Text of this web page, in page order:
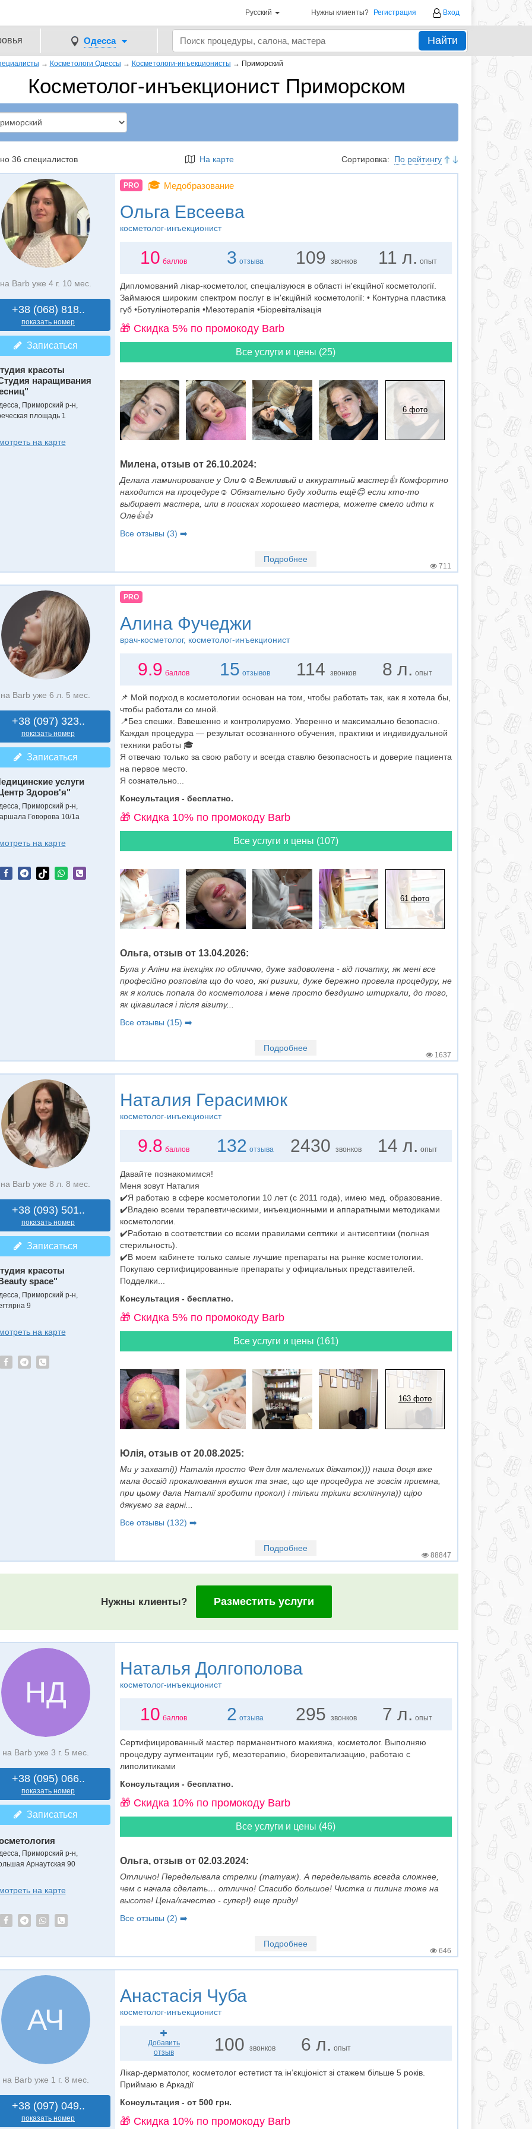
Русский Нужны клиенты? Регистрация Вход
Одесса Найти
→ Косметологи Одессы → Косметологи-инъекционисты → Приморский
Косметолог-инъекционист Приморском
36 специалистов На карте Сортировка: По рейтингу
на Barb уже 4 г. 10 мес.
+38 (068) 818..
показать номер
Записаться
красоты
наращивания
Приморский р-н,
площадь 1
на карте
PRO 🎓 Медобразование
Ольга Евсеева
косметолог-инъекционист
10 баллов 3 отзыва 109 звонков 11 л. опыт
Дипломований лікар-косметолог, спеціалізуюся в області ін'єкційної косметології.
Займаюся широким спектром послуг в ін'єкційній косметології: • Контурна пластика
губ •Ботулінотерапія •Мезотерапія •Біоревіталізація
🎁 Cкидка 5% по промокоду Barb
Все услуги и цены (25)
6 фото
Милена, отзыв от 26.10.2024:
Делала ламинирование у Оли☺️☺️Вежливый и аккуратный мастер👍 Комфортно
находится на процедуре☺️ Обязательно буду ходить ещё😊 если кто-то
выбирает мастера, или в поисках хорошего мастера, можете смело идти к
Оле👍👍
Все отзывы (3) ➡️
Подробнее
711
на Barb уже 6 л. 5 мес.
+38 (097) 323..
показать номер
Записаться
услуги
Здоров'я"
Приморский р-н,
Говорова 10/1а
на карте
PRO
Алина Фучеджи
врач-косметолог, косметолог-инъекционист
9.9 баллов 15 отзывов 114 звонков 8 л. опыт
📌 Мой подход в косметологии основан на том, чтобы работать так, как я хотела бы,
чтобы работали со мной.
📍Без спешки. Взвешенно и контролируемо. Уверенно и максимально безопасно.
Каждая процедура — результат осознанного обучения, практики и индивидуальной
техники работы 🎓
Я отвечаю только за свою работу и всегда ставлю безопасность и доверие пациента
на первое место.
Я сознательно...
Консультация - бесплатно.
🎁 Cкидка 10% по промокоду Barb
Все услуги и цены (107)
61 фото
Ольга, отзыв от 13.04.2026:
Була у Аліни на інєкціях по обличчю, дуже задоволена - від початку, як мені все
професійно розповіла що до чого, які ризики, дуже бережно провела процедуру, не
як я колись попала до косметолога і мене просто бездушно штиркали, до того,
як цікавилася і після візиту...
Все отзывы (15) ➡️
Подробнее
1637
на Barb уже 8 л. 8 мес.
+38 (093) 501..
показать номер
Записаться
красоты
space"
Приморский р-н,
9
на карте
Наталия Герасимюк
косметолог-инъекционист
9.8 баллов 132 отзыва 2430звонков 14 л. опыт
Давайте познакомимся!
Меня зовут Наталия
✔️Я работаю в сфере косметологии 10 лет (с 2011 года), имею мед. образование.
✔️Владею всеми терапевтическими, инъекционными и аппаратными методиками
косметологии.
✔️Работаю в соответствии со всеми правилами септики и антисептики (полная
стерильность).
✔️В моем кабинете только самые лучшие препараты на рынке косметологии.
Покупаю сертифицированные препараты у официальных представителей.
Подделки...
Консультация - бесплатно.
🎁 Cкидка 5% по промокоду Barb
Все услуги и цены (161)
163 фото
Юлія, отзыв от 20.08.2025:
Ми у захваті)) Наталія просто Фея для маленьких дівчаток))) наша доця вже
мала досвід прокалювання вушок та знає, що ще процедура не зовсім приємна,
при цьому дала Наталії зробити прокол) і тільки трішки всхліпнула)) щіро
дякуємо за гарні...
Все отзывы (132) ➡️
Подробнее
88847
Нужны клиенты? Разместить услуги
НД
на Barb уже 3 г. 5 мес.
+38 (095) 066..
показать номер
Записаться
Приморский р-н,
Арнаутская 90
на карте
Наталья Долгополова
косметолог-инъекционист
10 баллов 2 отзыва 295 звонков 7 л. опыт
Сертифицированный мастер перманентного макияжа, косметолог. Выполняю
процедуру аугментации губ, мезотерапию, биоревитализацию, работаю с
липолитиками
Консультация - бесплатно.
🎁 Cкидка 10% по промокоду Barb
Все услуги и цены (46)
Ольга, отзыв от 02.03.2024:
Отлично! Переделывала стрелки (татуаж). А переделывать всегда сложнее,
чем с начала сделать… отлично! Спасибо большое! Чистка и пилинг тоже на
высоте! Цена/качество - супер!) еще приду!
Все отзывы (2) ➡️
Подробнее
646
АЧ
на Barb уже 1 г. 8 мес.
+38 (097) 049..
показать номер
Анастасія Чуба
косметолог-инъекционист
Добавить
отзыв
100звонков 6 л. опыт
Лікар-дерматолог, косметолог естетист та інʼєкціоніст зі стажем більше 5 років.
Приймаю в Аркадії
Консультация - от 500 грн.
🎁 Cкидка 10% по промокоду Barb